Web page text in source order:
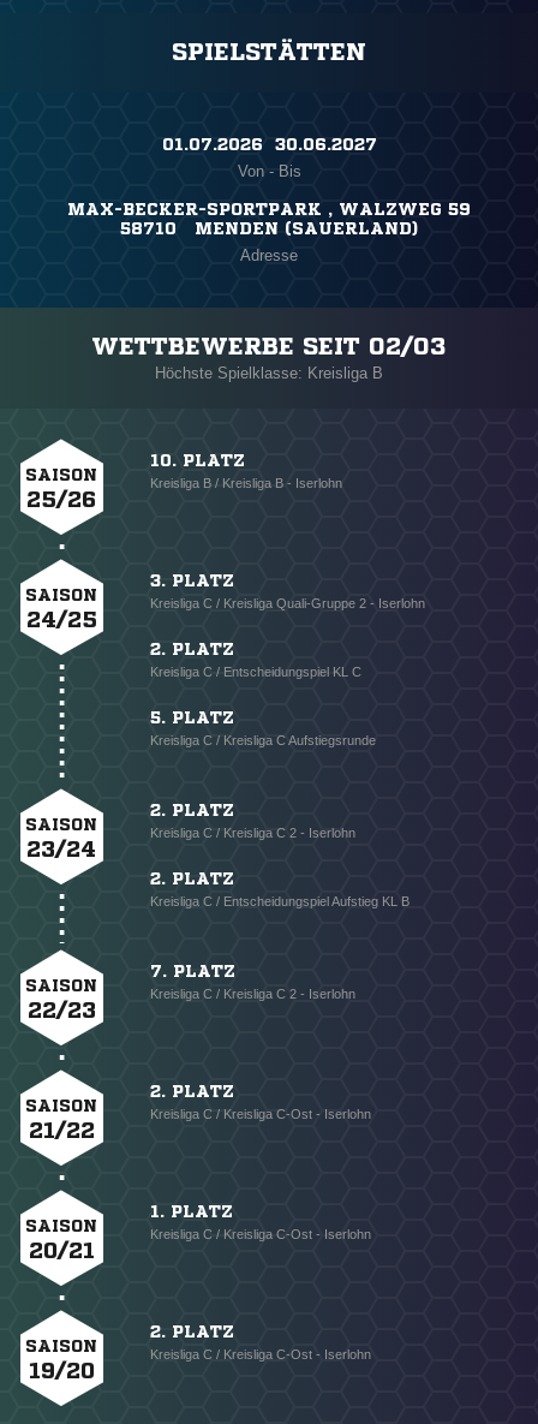
SPIELSTÄTTEN
01.07.2026 ​ 30.06.2027
Von - Bis
MAX-BECKER-SPORTPARK , WALZWEG 59
58710 MENDEN (SAUERLAND)
Adresse
WETTBEWERBE SEIT 02/03
Höchste Spielklasse: Kreisliga B
SAISON
25/26
10. PLATZ
Kreisliga B / Kreisliga B - Iserlohn
SAISON
24/25
3. PLATZ
Kreisliga C / Kreisliga Quali-Gruppe 2 - Iserlohn
2. PLATZ
Kreisliga C / Entscheidungspiel KL C
5. PLATZ
Kreisliga C / Kreisliga C Aufstiegsrunde
SAISON
23/24
2. PLATZ
Kreisliga C / Kreisliga C 2 - Iserlohn
2. PLATZ
Kreisliga C / Entscheidungspiel Aufstieg KL B
SAISON
22/23
7. PLATZ
Kreisliga C / Kreisliga C 2 - Iserlohn
SAISON
21/22
2. PLATZ
Kreisliga C / Kreisliga C-Ost - Iserlohn
SAISON
20/21
1. PLATZ
Kreisliga C / Kreisliga C-Ost - Iserlohn
SAISON
19/20
2. PLATZ
Kreisliga C / Kreisliga C-Ost - Iserlohn